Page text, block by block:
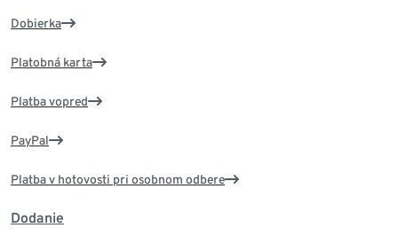
Dobierka
Platobná karta
Platba vopred
PayPal
Platba v hotovosti pri osobnom odbere
Dodanie